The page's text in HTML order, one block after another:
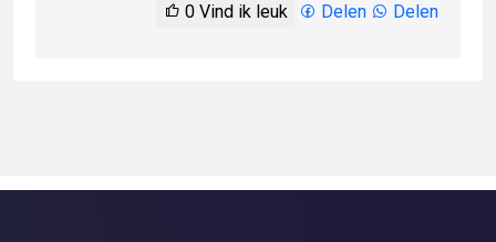
0 Vind ik leuk Delen Delen